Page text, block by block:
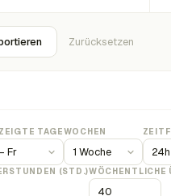
Zurücksetzen
TAGEWOCHEN
(STD.)WÖCHENTLICHE